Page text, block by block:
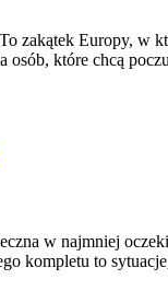
zakątek Europy,
osób, które chcą
w najmniej
kompletu to